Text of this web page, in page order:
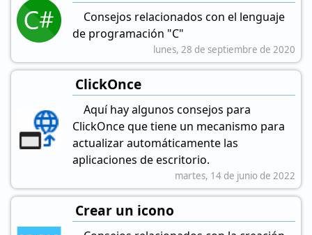
Consejos relacionados con el lenguaje
de programación "C"
lunes, 28 de septiembre de 2020
ClickOnce
Aquí hay algunos consejos para
ClickOnce que tiene un mecanismo para
actualizar automáticamente las
aplicaciones de escritorio.
martes, 14 de junio de 2022
Crear un icono